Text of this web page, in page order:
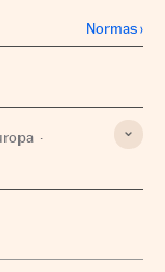
Normas›